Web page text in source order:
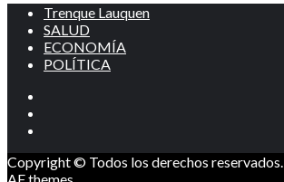
Trenque Lauquen
SALUD
ECONOMÍA
POLÍTICA
Copyright © Todos los derechos reservados.